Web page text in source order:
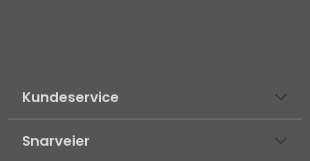
Kundeservice
Snarveier